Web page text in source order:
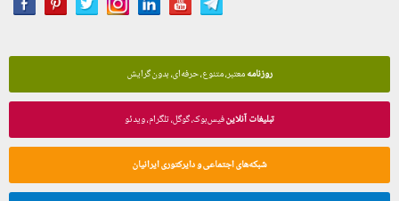
روزنامهمعتبر، متنوع، حرفه‌ای، بدون گرایش
تبلیغات آنلاینفیس‌بوک، گوگل، تلگرام، ویدئو
شبکه‌های اجتماعی و دایرکتوری ایرانیان